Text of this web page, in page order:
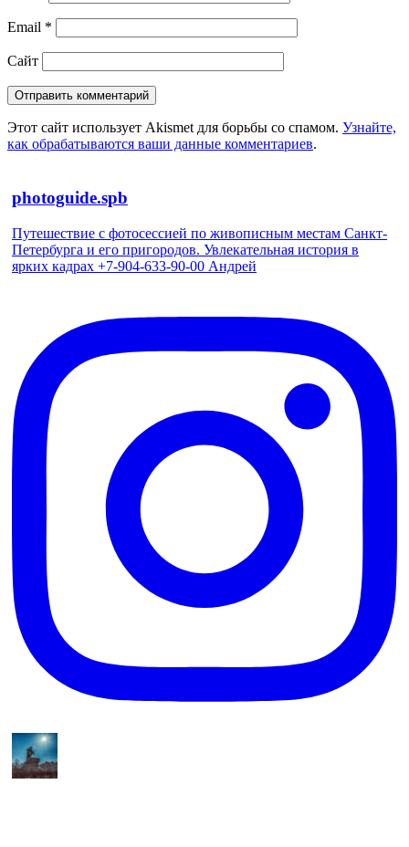
Email *
Сайт
Этот сайт использует Akismet для борьбы со спамом. Узнайте,
как обрабатываются ваши данные комментариев.
photoguide.spb
Путешествие с фотосессией по живописным местам Санкт-
Петербурга и его пригородов. Увлекательная история в
ярких кадрах +7-904-633-90-00 Андрей